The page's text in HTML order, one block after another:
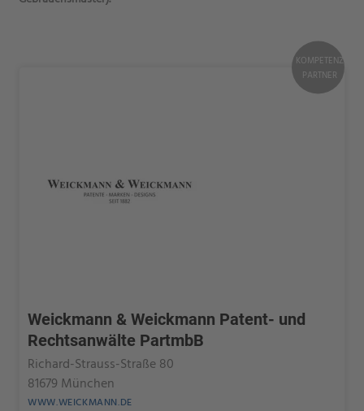
KOMPETENZ
PARTNER
Weickmann & Weickmann Patent- und
Rechtsanwälte PartmbB
Richard-Strauss-Straße 80
81679 München
WWW.WEICKMANN.DE